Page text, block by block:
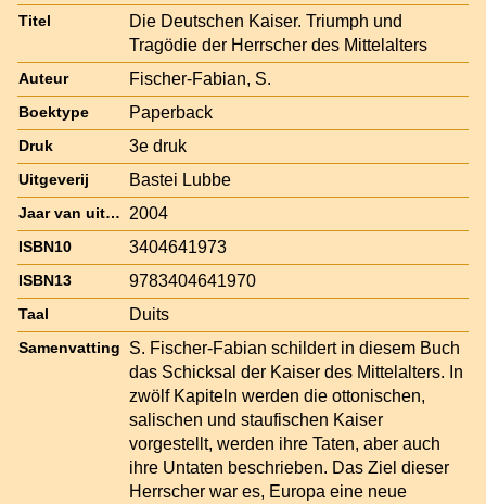
Titel
Die Deutschen Kaiser. Triumph und
Tragödie der Herrscher des Mittelalters
Auteur Fischer-Fabian, S.
Boektype Paperback
Druk 3e druk
Uitgeverij Bastei Lubbe
Jaar van uitgave 2004
ISBN10 3404641973
ISBN13 9783404641970
Taal Duits
Samenvatting
S. Fischer-Fabian schildert in diesem Buch
das Schicksal der Kaiser des Mittelalters. In
zwölf Kapiteln werden die ottonischen,
salischen und staufischen Kaiser
vorgestellt, werden ihre Taten, aber auch
ihre Untaten beschrieben. Das Ziel dieser
Herrscher war es, Europa eine neue